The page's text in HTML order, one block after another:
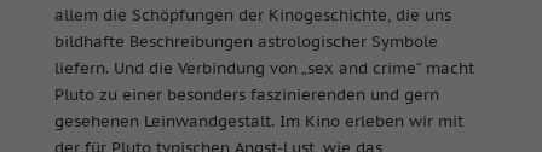
allem die Schöpfungen der Kinogeschichte, die uns
bildhafte Beschreibungen astrologischer Symbole
liefern. Und die Verbindung von „sex and crime“ macht
Pluto zu einer besonders faszinierenden und gern
gesehenen Leinwandgestalt. Im Kino erleben wir mit
der für Pluto typischen Angst-Lust, wie das